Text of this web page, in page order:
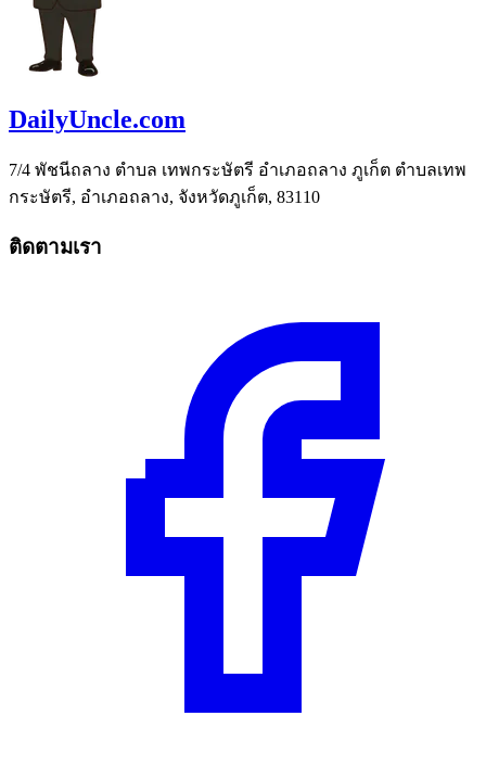
DailyUncle.com
7/4 พัชนีถลาง ตำบล เทพกระษัตรี อำเภอถลาง ภูเก็ต ตำบลเทพ
กระษัตรี, อำเภอถลาง, จังหวัดภูเก็ต, 83110
ติดตามเรา